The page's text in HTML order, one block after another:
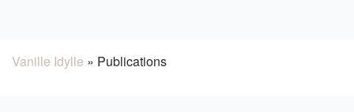
Vanille Idylle » Publications